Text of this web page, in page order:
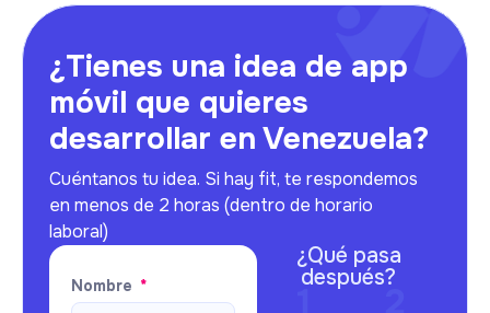
¿Tienes una idea de app
móvil que quieres
desarrollar en Venezuela?
Cuéntanos tu idea. Si hay fit, te respondemos
en menos de 2 horas (dentro de horario
laboral)
Nombre
¿Qué pasa
después?